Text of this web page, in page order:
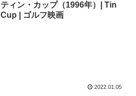
ティン・カップ（1996年）| Tin
Cup | ゴルフ映画
2022.01.05